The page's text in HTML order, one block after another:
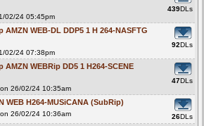
02/24 05:45pm
439DLs
AMZN WEB-DL DDP5 1 H 264-NASFTG
02/24 07:38pm
92DLs
AMZN WEBRip DD5 1 H264-SCENE
on 26/02/24 10:35am
47DLs
WEB H264-MUSiCANA (SubRip)
on 26/02/24 10:36am 26DLs